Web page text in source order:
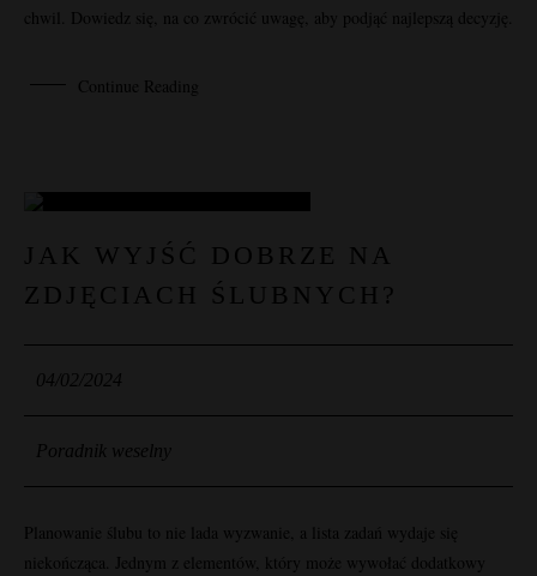
chwil. Dowiedz się, na co zwrócić uwagę, aby podjąć najlepszą decyzję.
Continue Reading
04
LUT
JAK WYJŚĆ DOBRZE NA
ZDJĘCIACH ŚLUBNYCH?
04/02/2024
Poradnik weselny
Planowanie ślubu to nie lada wyzwanie, a lista zadań wydaje się
niekończąca. Jednym z elementów, który może wywołać dodatkowy